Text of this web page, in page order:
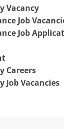
Vacancy
Job
Job
Careers
Job Vacancies